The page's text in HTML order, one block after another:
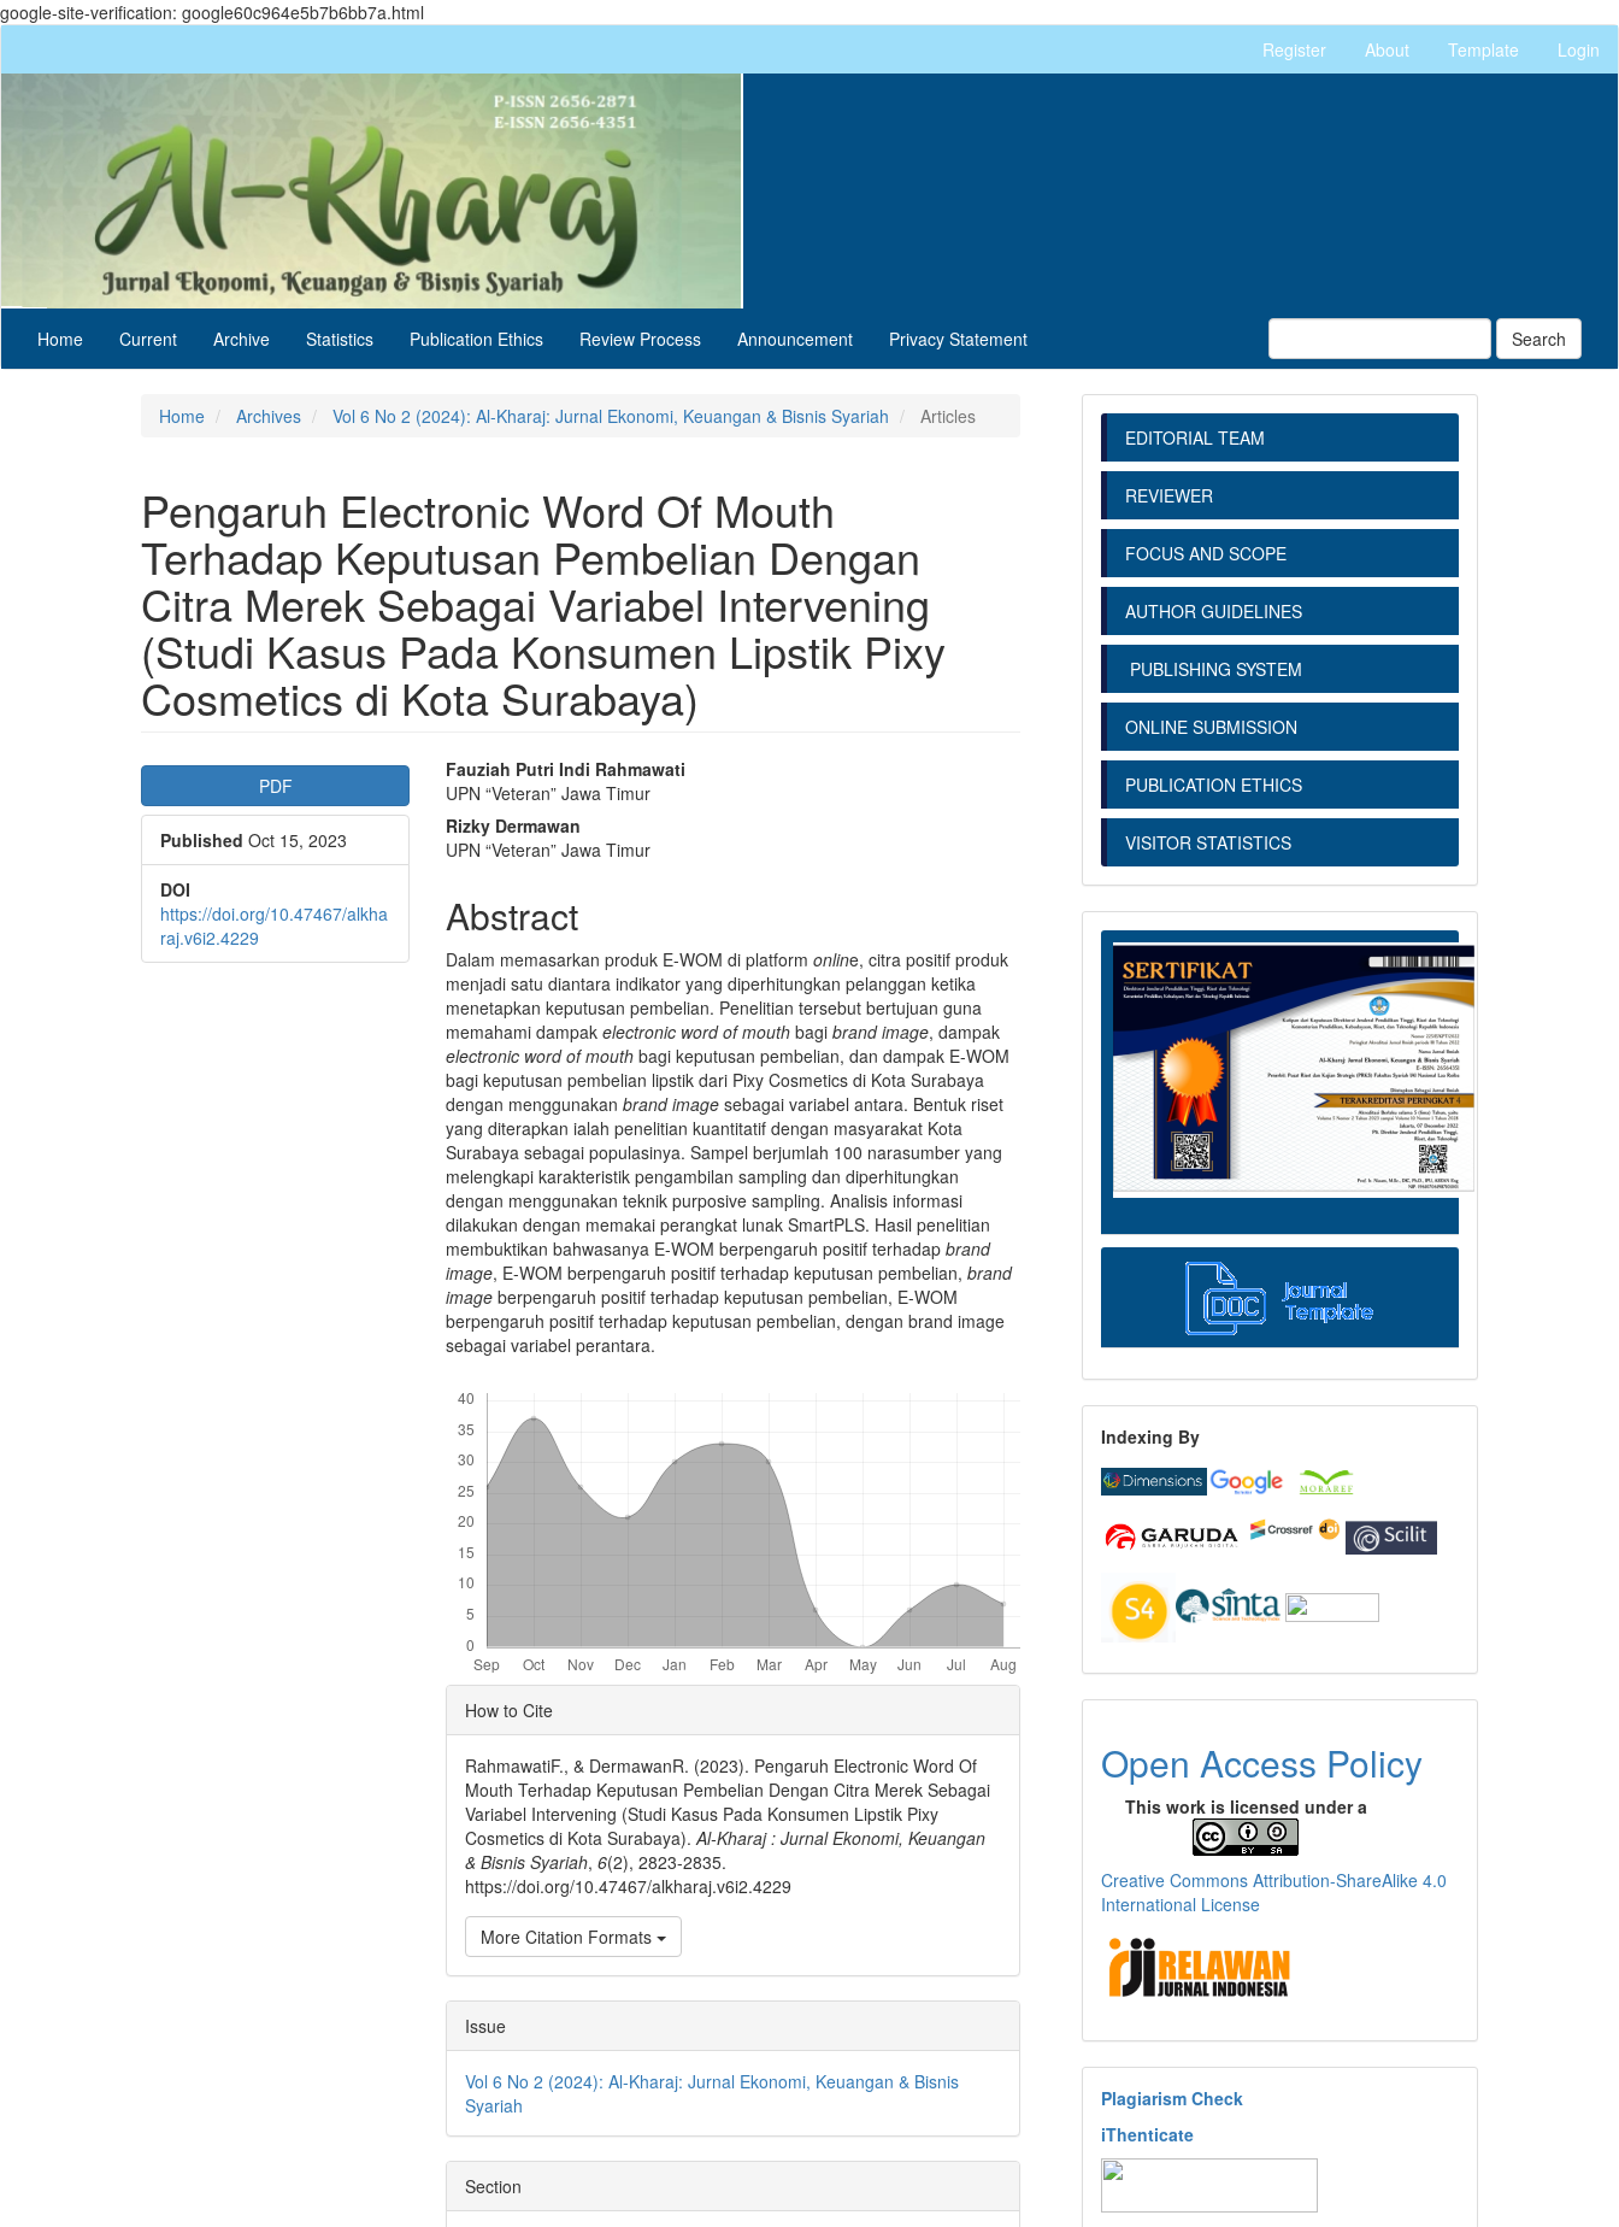
google-site-verification: google60c964e5b7b6bb7a.html
Navigation
Content
Sidebar
Register About Template Login
Home Current Archive Statistics Publication Ethics Review Process Announcement Privacy Statement Search
Home Archives Vol 6 No 2 (2024): Al-Kharaj: Jurnal Ekonomi, Keuangan & Bisnis Syariah Articles
Pengaruh Electronic Word Of Mouth
Terhadap Keputusan Pembelian Dengan
Citra Merek Sebagai Variabel Intervening
(Studi Kasus Pada Konsumen Lipstik Pixy
Cosmetics di Kota Surabaya)
Article
Sidebar
PDF
Published Oct 15, 2023
DOI
https://doi.org/10.47467/alkha
raj.v6i2.4229
Main
Article
Content
Fauziah Putri Indi Rahmawati
UPN “Veteran” Jawa Timur
Rizky Dermawan
UPN “Veteran” Jawa Timur
Abstract
Dalam memasarkan produk E-WOM di platformonline, citra positif produk
menjadi satu diantara indikator yang diperhitungkan pelanggan ketika
menetapkan keputusan pembelian. Penelitian tersebut bertujuan guna
memahami dampakelectronic word of mouth bagibrand image, dampak
electronic word of mouth bagi keputusan pembelian, dan dampak E-WOM
bagi keputusan pembelian lipstik dari Pixy Cosmetics di Kota Surabaya
dengan menggunakanbrand image sebagai variabel antara. Bentuk riset
yang diterapkan ialah penelitian kuantitatif dengan masyarakat Kota
Surabaya sebagai populasinya. Sampel berjumlah 100 narasumber yang
melengkapi karakteristik pengambilan sampling dan diperhitungkan
dengan menggunakan teknik purposive sampling. Analisis informasi
dilakukan dengan memakai perangkat lunak SmartPLS. Hasil penelitian
membuktikan bahwasanya E-WOM berpengaruh positif terhadapbrand
image, E-WOM berpengaruh positif terhadap keputusan pembelian,brand
image berpengaruh positif terhadap keputusan pembelian, E-WOM
berpengaruh positif terhadap keputusan pembelian, dengan brand image
sebagai variabel perantara.
Article
Details
How to Cite
RahmawatiF., & DermawanR. (2023). Pengaruh Electronic Word Of
Mouth Terhadap Keputusan Pembelian Dengan Citra Merek Sebagai
Variabel Intervening (Studi Kasus Pada Konsumen Lipstik Pixy
Cosmetics di Kota Surabaya).Al-Kharaj : Jurnal Ekonomi, Keuangan
& Bisnis Syariah,6(2), 2823-2835.
https://doi.org/10.47467/alkharaj.v6i2.4229
More Citation Formats
Issue
Vol 6 No 2 (2024): Al-Kharaj: Jurnal Ekonomi, Keuangan & Bisnis
Syariah
Section
EDITORIAL TEAM
REVIEWER
FOCUS AND SCOPE
AUTHOR GUIDELINES
PUBLISHING SYSTEM
ONLINE SUBMISSION
PUBLICATION ETHICS
VISITOR STATISTICS
Indexing By
Open Access Policy
This work is licensed under a
Creative Commons Attribution-ShareAlike 4.0
International License
Plagiarism Check
iThenticate